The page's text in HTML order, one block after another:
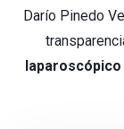
Darío Pinedo
laparoscópico